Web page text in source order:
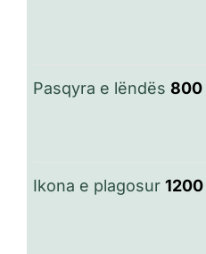
Pasqyra e lëndës 800
Ikona e plagosur 1200